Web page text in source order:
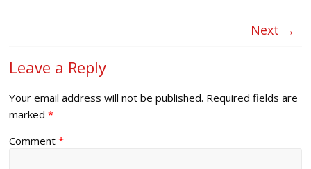
Next →
Leave a Reply
Your email address will not be published. Required fields are
marked*
Comment*